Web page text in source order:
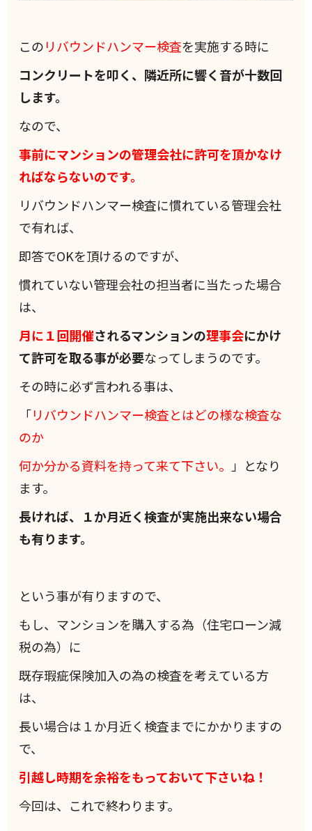
このリバウンドハンマー検査を実施する時に
コンクリートを叩く、隣近所に響く音が十数回
します。
なので、
事前にマンションの管理会社に許可を頂かなけ
ればならないのです。
リバウンドハンマー検査に慣れている管理会社
で有れば、
即答でOKを頂けるのですが、
慣れていない管理会社の担当者に当たった場合
は、
月に１回開催されるマンションの理事会にかけ
て許可を取る事が必要なってしまうのです。
その時に必ず言われる事は、
「リバウンドハンマー検査とはどの様な検査な
のか
何か分かる資料を持って来て下さい。
」となり
ます。
長ければ、１か月近く検査が実施出来ない場合
も有ります。
という事が有りますので、
もし、マンションを購入する為（住宅ローン減
税の為）に
既存瑕疵保険加入の為の検査を考えている方
は、
長い場合は１か月近く検査までにかかりますの
で、
引越し時期を余裕をもっておいて下さいね！
今回は、これで終わります。